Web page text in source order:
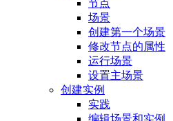
节点
场景
创建第一个场景
修改节点的属性
运行场景
设置主场景
创建实例
实践
编辑场景和实例